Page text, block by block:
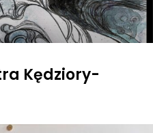
Kędziory-